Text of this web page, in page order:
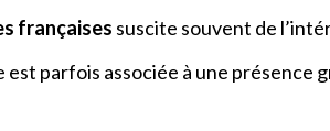
françaises suscite souvent de
est parfois associée à une